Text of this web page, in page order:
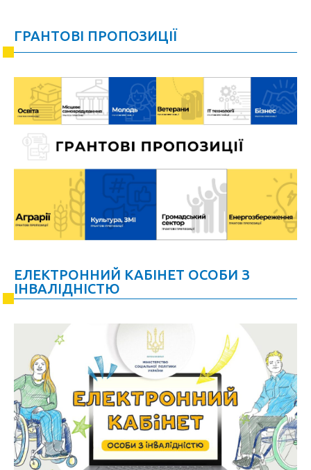
ГРАНТОВІ ПРОПОЗИЦІЇ
ЕЛЕКТРОННИЙ КАБІНЕТ ОСОБИ З
ІНВАЛІДНІСТЮ